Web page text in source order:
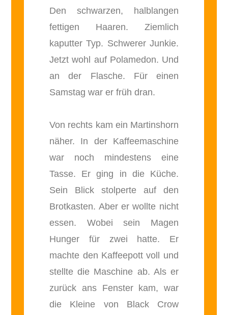
Den schwarzen, halblangen
fettigen Haaren. Ziemlich
kaputter Typ. Schwerer Junkie.
Jetzt wohl auf Polamedon. Und
an der Flasche. Für einen
Samstag war er früh dran.
Von rechts kam ein Martinshorn
näher. In der Kaffeemaschine
war noch mindestens eine
Tasse. Er ging in die Küche.
Sein Blick stolperte auf den
Brotkasten. Aber er wollte nicht
essen. Wobei sein Magen
Hunger für zwei hatte. Er
machte den Kaffeepott voll und
stellte die Maschine ab. Als er
zurück ans Fenster kam, war
die Kleine von Black Crow